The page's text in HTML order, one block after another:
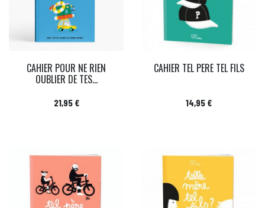
CAHIER POUR NE RIEN
OUBLIER DE TES...
Prix
21,95 €
CAHIER TEL PERE TEL FILS
Prix
14,95 €